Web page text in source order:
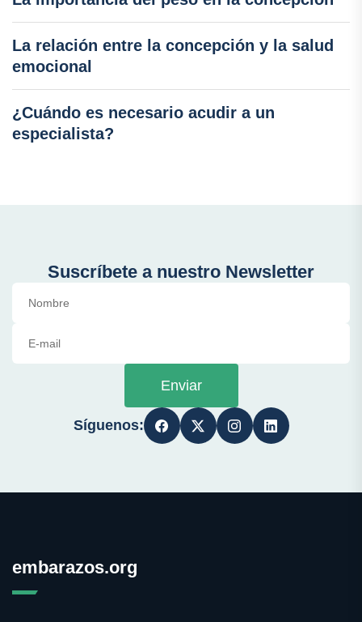
La relación entre la concepción y la salud
emocional
¿Cuándo es necesario acudir a un
especialista?
Suscríbete a nuestro Newsletter
Enviar
Síguenos:
embarazos.org